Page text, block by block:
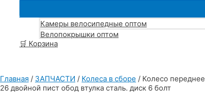
Камеры велосипедные оптом
Велопокрышки оптом
🛒 Корзина
Главная / ЗАПЧАСТИ / Колеса в сборе / Колесо переднее
26 двойной пист обод втулка сталь. диск 6 болт